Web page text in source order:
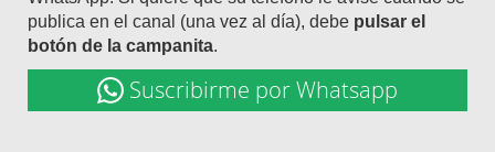
publica en el canal (una vez al día), debe pulsar el
botón de la campanita.
Suscribirme por Whatsapp